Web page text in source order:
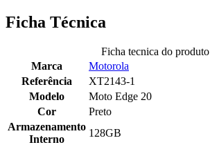
Ficha Técnica
Ficha tecnica do produto
Marca
Motorola
Referência
XT2143-1
Modelo
Moto Edge 20
Cor
Preto
Armazenamento
Interno
128GB